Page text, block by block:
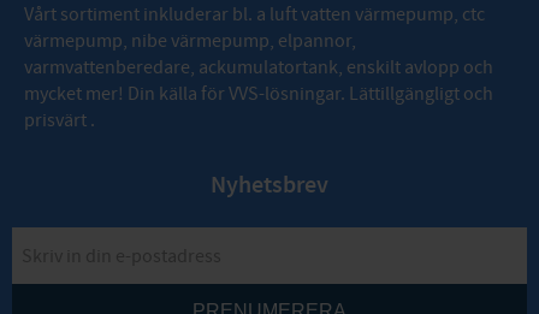
Vårt sortiment inkluderar bl. a luft vatten värmepump, ctc
värmepump, nibe värmepump, elpannor,
varmvattenberedare, ackumulatortank, enskilt avlopp och
mycket mer! Din källa för VVS-lösningar. Lättillgängligt och
prisvärt .
Nyhetsbrev